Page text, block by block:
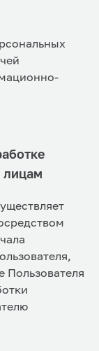
лицам
Пользователя